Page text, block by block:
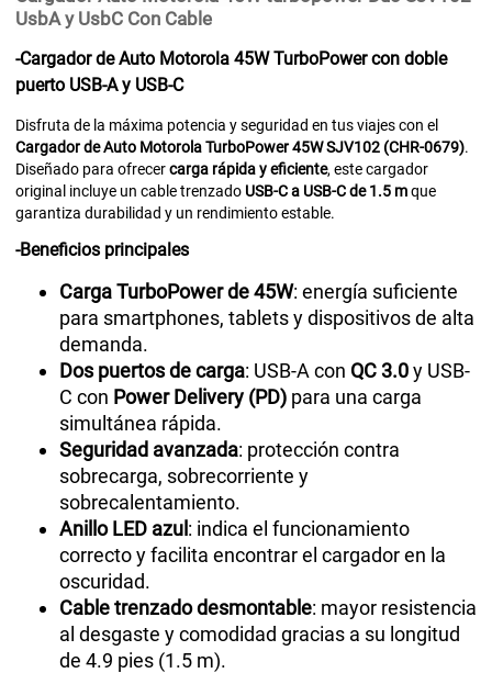
UsbA y UsbC Con Cable
-Cargador de Auto Motorola 45W TurboPower con doble
puerto USB-A y USB-C
Disfruta de la máxima potencia y seguridad en tus viajes con el
Cargador de Auto Motorola TurboPower 45W SJV102 (CHR-0679).
Diseñado para ofrecercarga rápida y eficiente, este cargador
original incluye un cable trenzado USB-C a USB-C de 1.5 mque
garantiza durabilidad y un rendimiento estable.
-Beneficios principales
Carga TurboPower de 45W: energía suficiente
para smartphones, tablets y dispositivos de alta
demanda.
Dos puertos de carga: USB-A con QC 3.0y USB-
C con Power Delivery (PD) para una carga
simultánea rápida.
Seguridad avanzada: protección contra
sobrecarga, sobrecorriente y
sobrecalentamiento.
Anillo LED azul: indica el funcionamiento
correcto y facilita encontrar el cargador en la
oscuridad.
Cable trenzado desmontable: mayor resistencia
al desgaste y comodidad gracias a su longitud
de 4.9 pies (1.5 m).